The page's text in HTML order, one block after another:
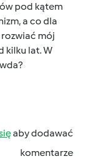
pod kątem
a co dla
rozwiać mój
kilku lat. W
aby dodawać
komentarze